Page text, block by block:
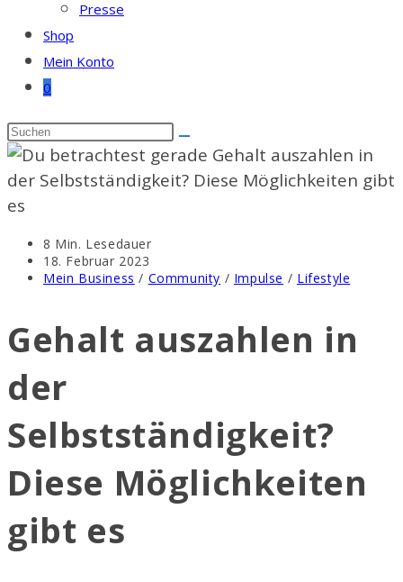
Presse
Shop
Mein Konto
0
Lesedauer:
8 Min. Lesedauer
Beitrag
veröffentlicht:
18. Februar 2023
Beitrags-
Mein Business / Community / Impulse / Lifestyle
Gehalt auszahlen in
der
Selbstständigkeit?
Diese Möglichkeiten
gibt es